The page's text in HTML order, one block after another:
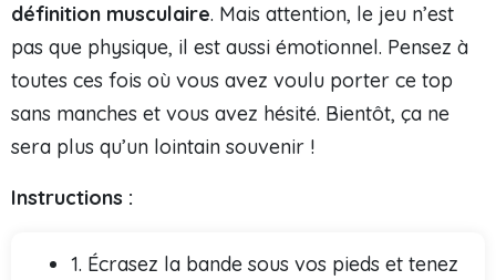
définition musculaire. Mais attention, le jeu n’est
pas que physique, il est aussi émotionnel. Pensez à
toutes ces fois où vous avez voulu porter ce top
sans manches et vous avez hésité. Bientôt, ça ne
sera plus qu’un lointain souvenir !
Instructions :
1. Écrasez la bande sous vos pieds et tenez